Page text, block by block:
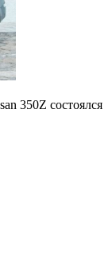
350Z состоялся